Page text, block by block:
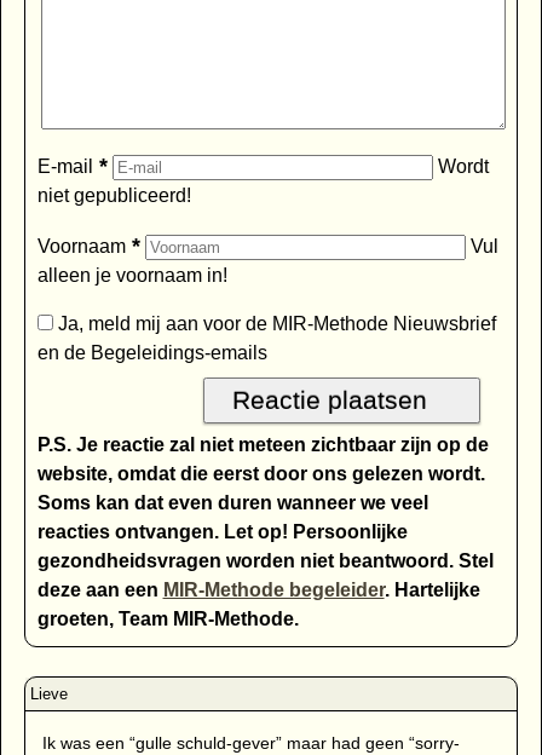
Ik was een “gulle schuld-gever” maar had geen “sorry-
E-mail *
Wordt
niet gepubliceerd!
Voornaam *
Vul
alleen je voornaam in!
Ja, meld mij aan voor de MIR-Methode Nieuwsbrief
en de Begeleidings-emails
P.S. Je reactie zal niet meteen zichtbaar zijn op de
website, omdat die eerst door ons gelezen wordt.
Soms kan dat even duren wanneer we veel
reacties ontvangen. Let op! Persoonlijke
gezondheidsvragen worden niet beantwoord. Stel
deze aan een MIR-Methode begeleider. Hartelijke
groeten, Team MIR-Methode.